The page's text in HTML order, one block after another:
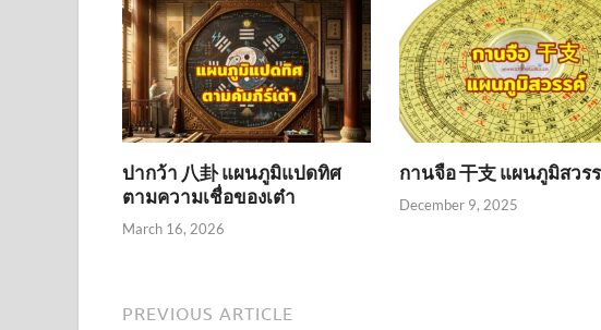
ปากว้า 八卦 แผนภูมิแปดทิศ
ตามความเชื่อของเต๋า
March 16, 2026
กานจือ 干支 แผนภูมิสวร
December 9, 2025
PREVIOUS ARTICLE